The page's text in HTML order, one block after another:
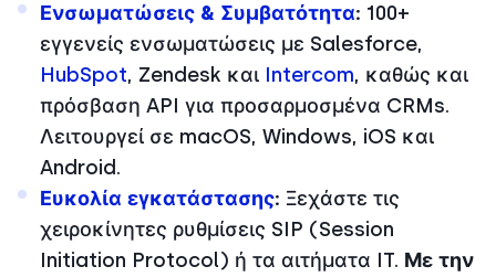
Ενσωματώσεις & Συμβατότητα: 100+
εγγενείς ενσωματώσεις με Salesforce,
HubSpot, Zendesk και Intercom, καθώς και
πρόσβαση API για προσαρμοσμένα CRMs.
Λειτουργεί σε macOS, Windows, iOS και
Android.
Ευκολία εγκατάστασης: Ξεχάστε τις
χειροκίνητες ρυθμίσεις SIP (Session
Initiation Protocol) ή τα αιτήματα IT. Με την